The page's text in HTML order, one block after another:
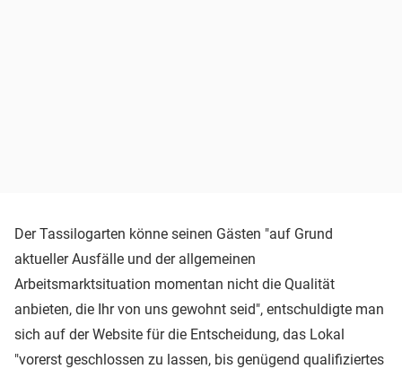
Der Tassilogarten könne seinen Gästen "auf Grund
aktueller Ausfälle und der allgemeinen
Arbeitsmarktsituation momentan nicht die Qualität
anbieten, die Ihr von uns gewohnt seid", entschuldigte man
sich auf der Website für die Entscheidung, das Lokal
"vorerst geschlossen zu lassen, bis genügend qualifiziertes